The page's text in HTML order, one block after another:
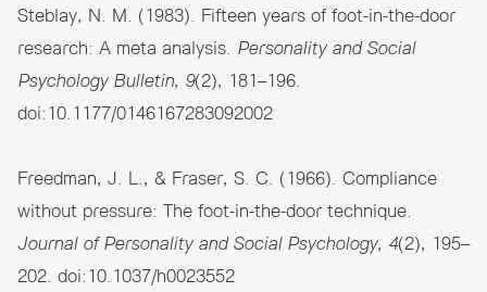
Steblay, N. M. (1983). Fifteen years of foot-in-the-door
research: A meta analysis. Personality and Social
Psychology Bulletin, 9(2), 181–196.
doi:10.1177/0146167283092002
Freedman, J. L., & Fraser, S. C. (1966). Compliance
without pressure: The foot-in-the-door technique.
Journal of Personality and Social Psychology, 4(2), 195–
202. doi:10.1037/h0023552